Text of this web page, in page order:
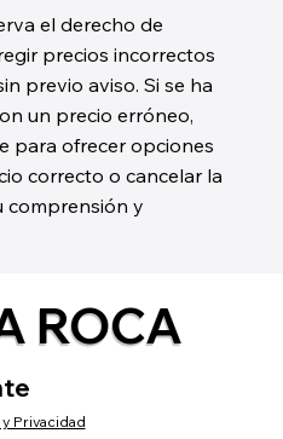
el derecho de
precios incorrectos
previo aviso. Si se ha
un precio erróneo,
para ofrecer opciones
correcto o cancelar la
comprensión y
ROCA
Privacidad